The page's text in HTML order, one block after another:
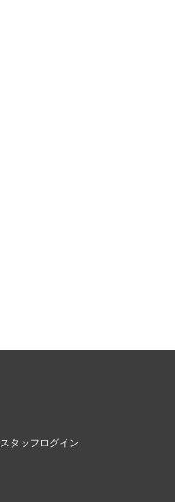
スタッフログイン